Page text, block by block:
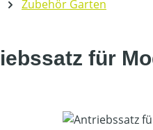
Zubehör Garten
für
überspringen